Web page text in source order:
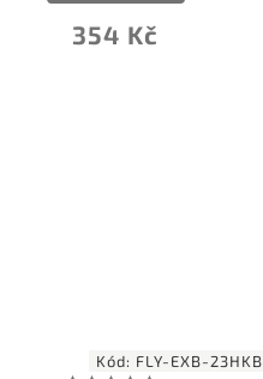
354 Kč
Kód: FLY-EXB-23HKB